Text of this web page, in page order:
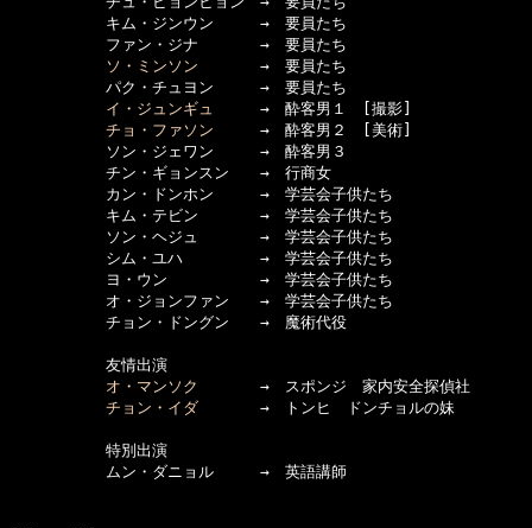
  　　　　　キム・ジンウン　　　→　要員たち
  　　　　　ファン・ジナ　　　　→　要員たち
ソ・ミンソン →　要員たち
  　　　　　パク・チュヨン　　　→　要員たち
イ・ジュンギュ
→　酔客男１　[撮影]
チョ・ファソン →　酔客男２　[美術]
  　　　　　ソン・ジェワン　　　→　酔客男３
  　　　　　チン・ギョンスン　　→　行商女
  　　　　　カン・ドンホン　　　→　学芸会子供たち
  　　　　　キム・テビン　　　　→　学芸会子供たち
  　　　　　ソン・ヘジュ　　　　→　学芸会子供たち
  　　　　　シム・ユハ　　　　　→　学芸会子供たち
  　　　　　ヨ・ウン　　　　　　→　学芸会子供たち
  　　　　　オ・ジョンファン　　→　学芸会子供たち
  　　　　　チョン・ドングン　　→　魔術代役
  　　　　　友情出演
オ・マンソク
→　スポンジ　家内安全探偵社
チョン・イダ →　トンヒ　ドンチョルの妹
  　　　　　特別出演
  　　　　　ムン・ダニョル　　　→　英語講師